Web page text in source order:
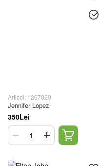
Articol: 1267029
Jennifer Lopez
350Lei